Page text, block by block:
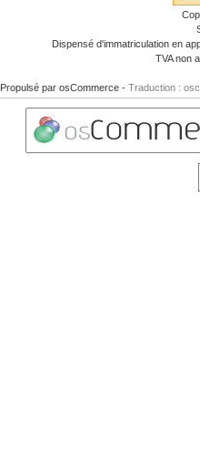
Dispensé d'immatriculation en
TVA non
Propulsé par osCommerce - Traduction :